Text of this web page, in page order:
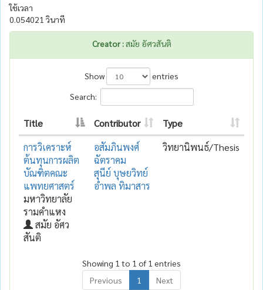
ใช้เวลา
0.054021 วินาที
Creator :สมัย อัศวสันติ
Show
entries
Search:
Title Contributor
Type
การวิเคราะห์
ต้นทุนการผลิต
บัณฑิตคณะ
แพทยศาสตร์
มหาวิทยาลัย
รามคำแหง
สมัย อัศว
สันติ
อสัมภินพงศ์
ฉัตราคม
สุนีย์ บุษยวิทย์
อำพล ทิมาสาร
วิทยานิพนธ์/Thesis
Showing 1 to 1 of 1 entries
Previous
1 Next